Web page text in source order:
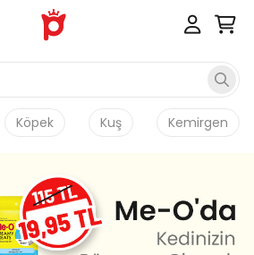
Köpek Kuş Kemirgen